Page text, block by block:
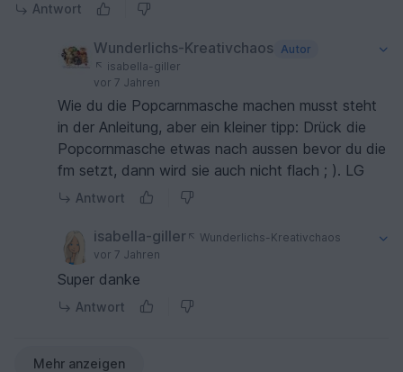
Antwort
Wunderlichs-Kreativchaos Autor
isabella-giller
vor 7 Jahren
Wie du die Popcarnmasche machen musst steht
in der Anleitung, aber ein kleiner tipp: Drück die
Popcornmasche etwas nach aussen bevor du die
fm setzt, dann wird sie auch nicht flach ; ). LG
Antwort
isabella-giller
Wunderlichs-Kreativchaos
vor 7 Jahren
Super danke
Antwort
Mehr anzeigen